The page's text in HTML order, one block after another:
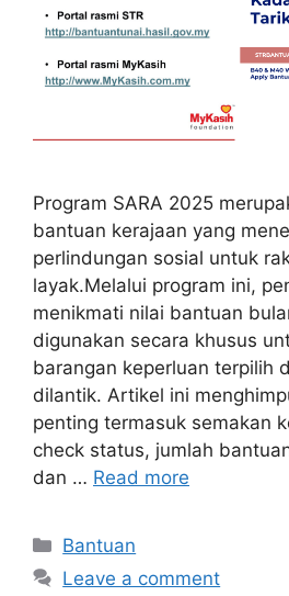
Program SARA 2025
bantuan kerajaan yang
perlindungan sosial untuk
layak.Melalui program ini,
menikmati nilai bantuan
digunakan secara khusus
barangan keperluan terpilih
dilantik. Artikel ini
penting termasuk semakan
check status, jumlah
dan … Read more
Categories
Bantuan
Leave a comment